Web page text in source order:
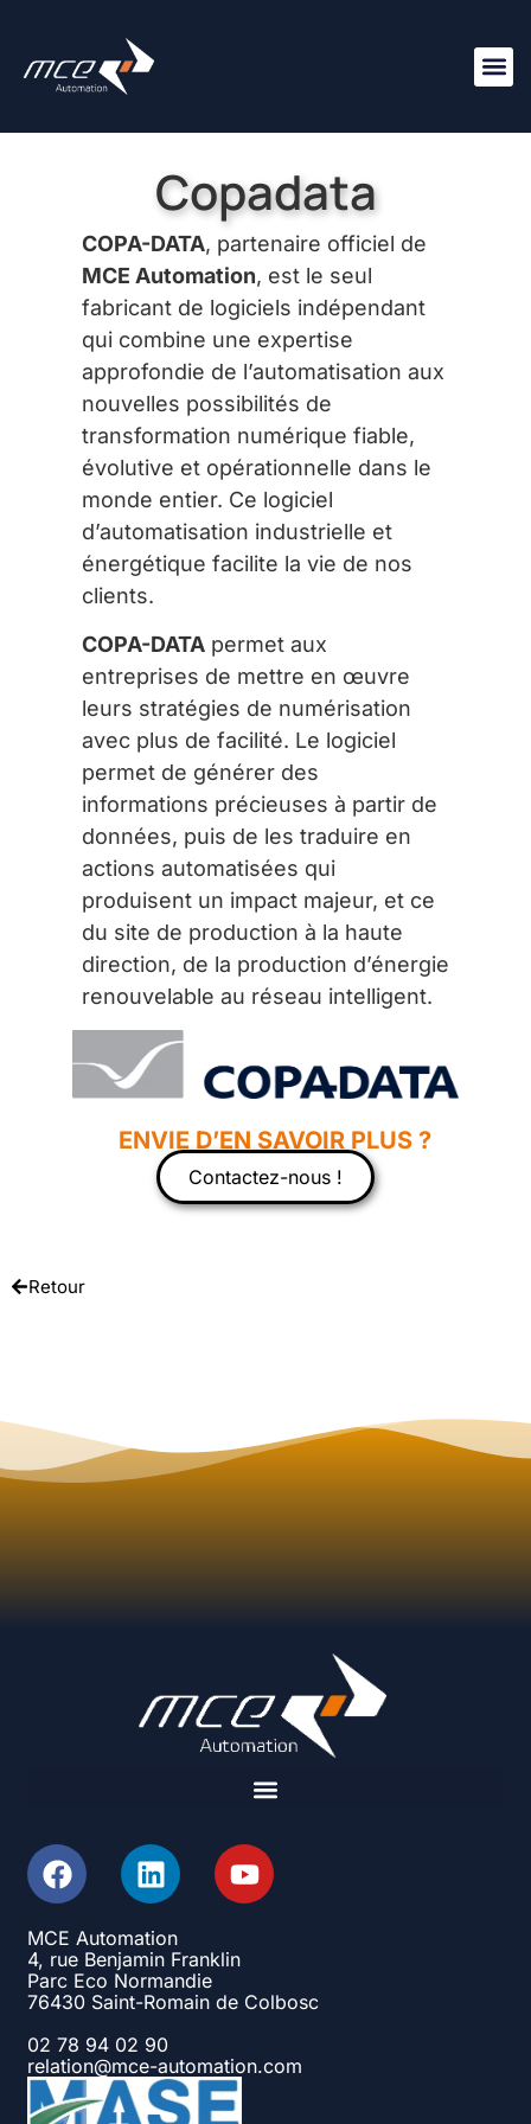
Copadata
COPA-DATA, partenaire officiel de
MCE Automation, est le seul
fabricant de logiciels indépendant
qui combine une expertise
approfondie de l’automatisation aux
nouvelles possibilités de
transformation numérique fiable,
évolutive et opérationnelle dans le
monde entier. Ce logiciel
d’automatisation industrielle et
énergétique facilite la vie de nos
clients.
COPA-DATApermet aux
entreprises de mettre en œuvre
leurs stratégies de numérisation
avec plus de facilité. Le logiciel
permet de générer des
informations précieuses à partir de
données, puis de les traduire en
actions automatisées qui
produisent un impact majeur, et ce
du site de production à la haute
direction, de la production d’énergie
renouvelable au réseau intelligent.
ENVIE D’EN SAVOIR PLUS ?
Contactez-nous !
Retour
MCE Automation
4, rue Benjamin Franklin
Parc Eco Normandie
76430 Saint-Romain de Colbosc
02 78 94 02 90
relation@mce-automation.com